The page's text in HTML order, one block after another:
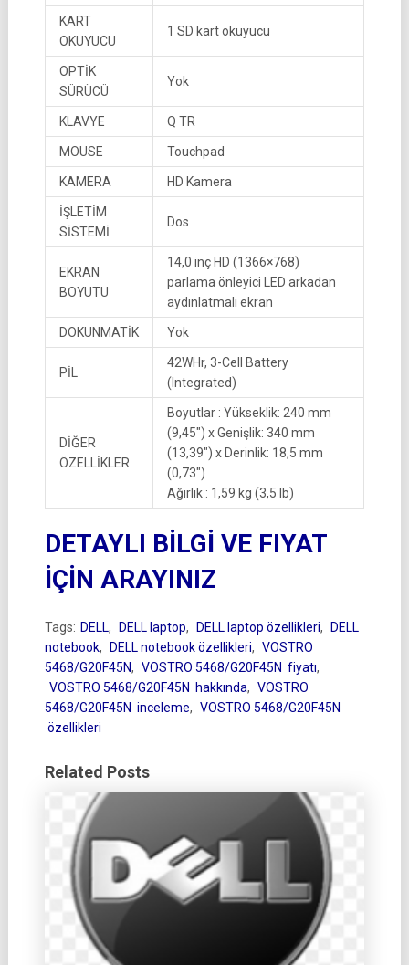
KART
OKUYUCU
1 SD kart okuyucu
OPTİK
SÜRÜCÜ
Yok
KLAVYE Q TR
MOUSE Touchpad
KAMERA HD Kamera
İŞLETİM
SİSTEMİ
Dos
EKRAN
BOYUTU
14,0 inç HD (1366×768)
parlama önleyici LED arkadan
aydınlatmalı ekran
DOKUNMATİK Yok
PİL
42WHr, 3-Cell Battery
(Integrated)
DİĞER
ÖZELLİKLER
Boyutlar : Yükseklik: 240 mm
(9,45″) x Genişlik: 340 mm
(13,39″) x Derinlik: 18,5 mm
(0,73″)
Ağırlık : 1,59 kg (3,5 lb)
DETAYLI BİLGİ VE FIYAT
İÇİN ARAYINIZ
Tags: DELL, DELL laptop, DELL laptop özellikleri,
DELL
notebook, DELL notebook özellikleri, VOSTRO
5468/G20F45N, VOSTRO 5468/G20F45N fiyatı,
VOSTRO 5468/G20F45N hakkında, VOSTRO
5468/G20F45N inceleme, VOSTRO 5468/G20F45N
özellikleri
Related Posts